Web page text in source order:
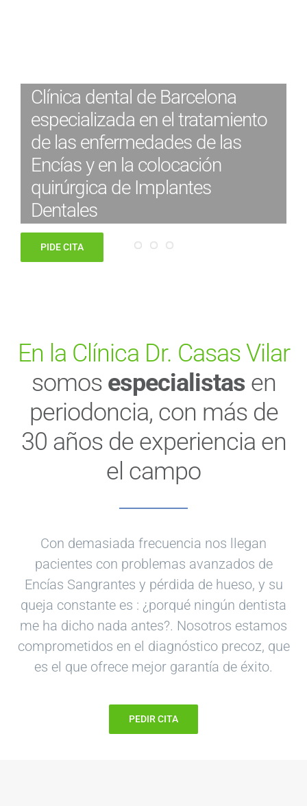
Clínica dental de Barcelona
especializada en el tratamiento
de las enfermedades de las
Encías y en la colocación
quirúrgica de Implantes
Dentales
PIDE CITA
En la Clínica Dr. Casas Vilar
somos especialistas en
periodoncia, con más de
30 años de experiencia en
el campo
Con demasiada frecuencia nos llegan
pacientes con problemas avanzados de
Encías Sangrantes y pérdida de hueso, y su
queja constante es : ¿porqué ningún dentista
me ha dicho nada antes?. Nosotros estamos
comprometidos en el diagnóstico precoz, que
es el que ofrece mejor garantía de éxito.
PEDIR CITA